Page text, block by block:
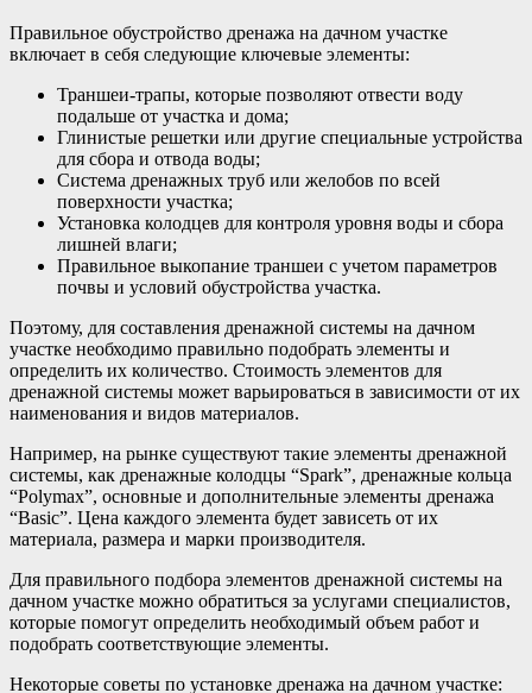
Правильное обустройство дренажа на дачном участке
включает в себя следующие ключевые элементы:
Траншеи-трапы, которые позволяют отвести воду
подальше от участка и дома;
Глинистые решетки или другие специальные устройства
для сбора и отвода воды;
Система дренажных труб или желобов по всей
поверхности участка;
Установка колодцев для контроля уровня воды и сбора
лишней влаги;
Правильное выкопание траншеи с учетом параметров
почвы и условий обустройства участка.
Поэтому, для составления дренажной системы на дачном
участке необходимо правильно подобрать элементы и
определить их количество. Стоимость элементов для
дренажной системы может варьироваться в зависимости от их
наименования и видов материалов.
Например, на рынке существуют такие элементы дренажной
системы, как дренажные колодцы “Spark”, дренажные кольца
“Polymax”, основные и дополнительные элементы дренажа
“Basic”. Цена каждого элемента будет зависеть от их
материала, размера и марки производителя.
Для правильного подбора элементов дренажной системы на
дачном участке можно обратиться за услугами специалистов,
которые помогут определить необходимый объем работ и
подобрать соответствующие элементы.
Некоторые советы по установке дренажа на дачном участке: